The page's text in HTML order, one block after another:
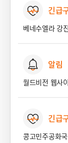
긴급
베네수엘라 강
알림
월드비전 웹사
긴급
콩고민주공화